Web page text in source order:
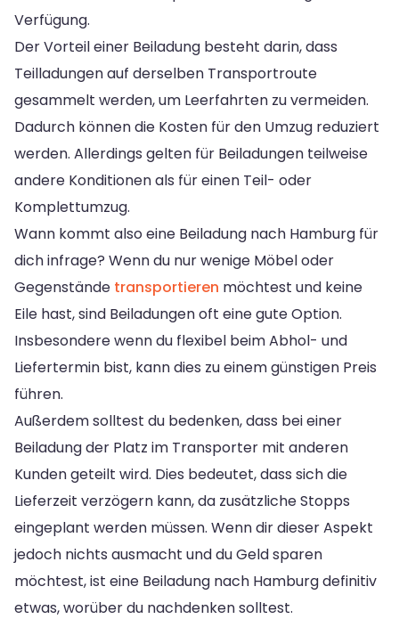
Verfügung.
Der Vorteil einer Beiladung besteht darin, dass
Teilladungen auf derselben Transportroute
gesammelt werden, um Leerfahrten zu vermeiden.
Dadurch können die Kosten für den Umzug reduziert
werden. Allerdings gelten für Beiladungen teilweise
andere Konditionen als für einen Teil- oder
Komplettumzug.
Wann kommt also eine Beiladung nach Hamburg für
dich infrage? Wenn du nur wenige Möbel oder
Gegenstände transportieren möchtest und keine
Eile hast, sind Beiladungen oft eine gute Option.
Insbesondere wenn du flexibel beim Abhol- und
Liefertermin bist, kann dies zu einem günstigen Preis
führen.
Außerdem solltest du bedenken, dass bei einer
Beiladung der Platz im Transporter mit anderen
Kunden geteilt wird. Dies bedeutet, dass sich die
Lieferzeit verzögern kann, da zusätzliche Stopps
eingeplant werden müssen. Wenn dir dieser Aspekt
jedoch nichts ausmacht und du Geld sparen
möchtest, ist eine Beiladung nach Hamburg definitiv
etwas, worüber du nachdenken solltest.